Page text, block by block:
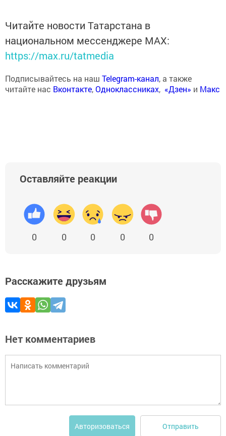
Читайте новости Татарстана в
национальном мессенджере MАХ:
https://max.ru/tatmedia
Подписывайтесь на наш Telegram-канал, а также
читайте нас Вконтакте,Одноклассниках, «Дзен» и Макс
Оставляйте реакции
0 0 0 0 0
Расскажите друзьям
Нет комментариев
Авторизоваться Отправить